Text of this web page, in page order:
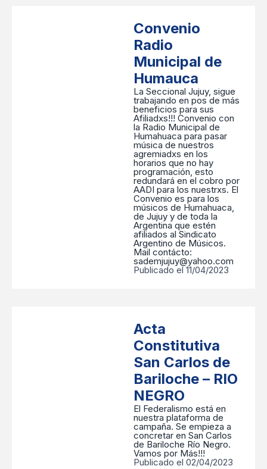
Convenio
Radio
Municipal de
Humauca
La Seccional Jujuy, sigue
trabajando en pos de más
beneficios para sus
Afiliadxs!!! Convenio con
la Radio Municipal de
Humahuaca para pasar
música de nuestros
agremiadxs en los
horarios que no hay
programación, esto
redundará en el cobro por
AADI para los nuestrxs. El
Convenio es para los
músicos de Humahuaca,
de Jujuy y de toda la
Argentina que estén
afiliados al Sindicato
Argentino de Músicos.
Mail contácto:
sademjujuy@yahoo.com
Publicado el 11/04/2023
Acta
Constitutiva
San Carlos de
Bariloche – RIO
NEGRO
El Federalismo está en
nuestra plataforma de
campaña. Se empieza a
concretar en San Carlos
de Bariloche Río Negro.
Vamos por Más!!!
Publicado el 02/04/2023